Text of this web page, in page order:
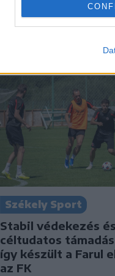
– így emlékszik
kedd esti
Székely Sport
Stabil védekezés és
céltudatos támadás
így készült a Farul
az FK